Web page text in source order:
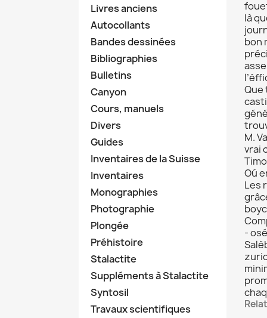
Livres anciens
Autocollants
Bandes dessinées
Bibliographies
Bulletins
Canyon
Cours, manuels
Divers
Guides
Inventaires de la Suisse
Inventaires
Monographies
Photographie
Plongée
Préhistoire
Stalactite
Suppléments à Stalactite
Syntosil
Travaux scientifiques
là
bon
Que
M.
vrai
Oú
Les
-